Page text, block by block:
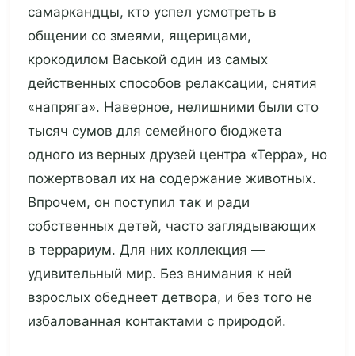
самаркандцы, кто успел усмотреть в
общении со змеями, ящерицами,
крокодилом Васькой один из самых
действенных способов релаксации, снятия
«напряга». Наверное, нелишними были сто
тысяч сумов для семейного бюджета
одного из верных друзей центра «Терра», но
пожертвовал их на содержание животных.
Впрочем, он поступил так и ради
собственных детей, часто заглядывающих
в террариум. Для них коллекция —
удивительный мир. Без внимания к ней
взрослых обеднеет детвора, и без того не
избалованная контактами с природой.